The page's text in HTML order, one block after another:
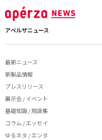
アペルザニュース
最新ニュース
新製品情報
プレスリリース
展示会 / イベント
基礎知識 / 用語集
コラム / エッセイ
ゆるネタ / エンタ